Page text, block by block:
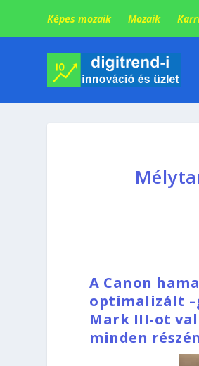
Képes mozaik Mozaik
A Canon
optimalizált
Mark III-ot
minden